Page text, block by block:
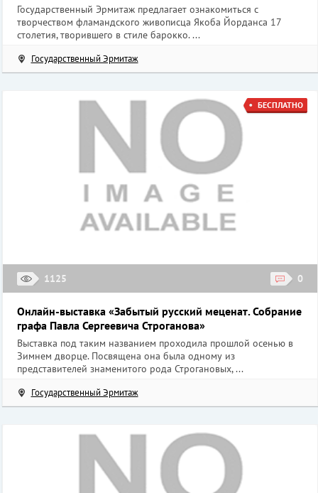
Государственный Эрмитаж предлагает ознакомиться с
творчеством фламандского живописца Якоба Йорданса 17
столетия, творившего в стиле барокко. ...
Государственный Эрмитаж
1125 0
БЕСПЛАТНО
Онлайн-выставка «Забытый русский меценат. Собрание
графа Павла Сергеевича Строганова»
Выставка под таким названием проходила прошлой осенью в
Зимнем дворце. Посвящена она была одному из
представителей знаменитого рода Строгановых, ...
Государственный Эрмитаж